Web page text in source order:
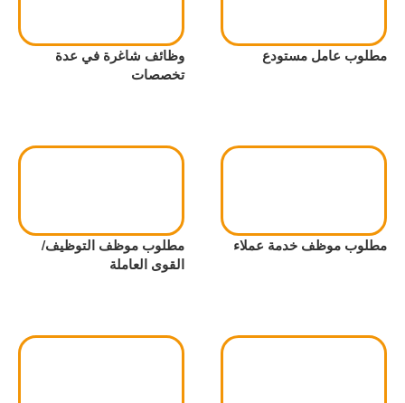
مطلوب عامل مستودع
وظائف شاغرة في عدة
تخصصات
مطلوب موظف خدمة عملاء
مطلوب موظف التوظيف/
القوى العاملة